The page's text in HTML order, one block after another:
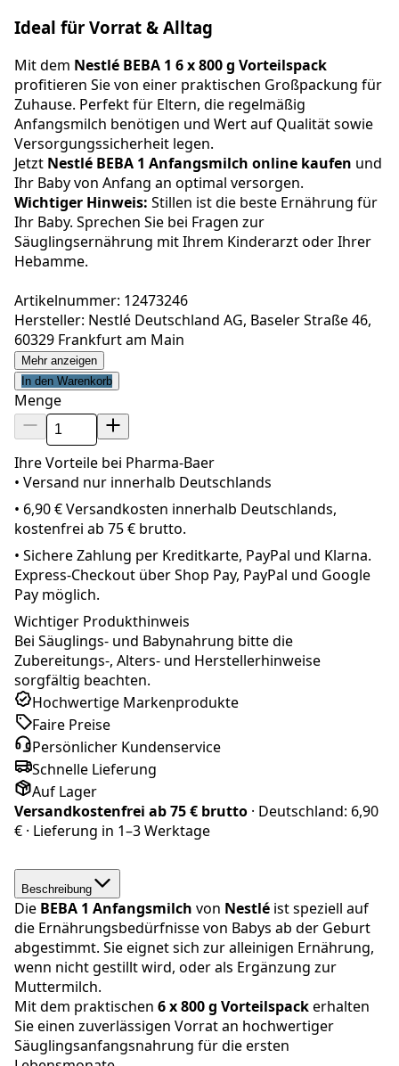
Ideal für Vorrat & Alltag
Mit dem Nestlé BEBA 1 6 x 800 g Vorteilspack
profitieren Sie von einer praktischen Großpackung für
Zuhause. Perfekt für Eltern, die regelmäßig
Anfangsmilch benötigen und Wert auf Qualität sowie
Versorgungssicherheit legen.
Jetzt Nestlé BEBA 1 Anfangsmilch online kaufen und
Ihr Baby von Anfang an optimal versorgen.
Wichtiger Hinweis: Stillen ist die beste Ernährung für
Ihr Baby. Sprechen Sie bei Fragen zur
Säuglingsernährung mit Ihrem Kinderarzt oder Ihrer
Hebamme.
Artikelnummer: 12473246
Hersteller: Nestlé Deutschland AG, Baseler Straße 46,
60329 Frankfurt am Main
Mehr anzeigen
In den Warenkorb
Menge
Ihre Vorteile bei Pharma-Baer
• Versand nur innerhalb Deutschlands
• 6,90 € Versandkosten innerhalb Deutschlands,
kostenfrei ab 75 € brutto.
• Sichere Zahlung per Kreditkarte, PayPal und Klarna.
Express-Checkout über Shop Pay, PayPal und Google
Pay möglich.
Wichtiger Produkthinweis
Bei Säuglings- und Babynahrung bitte die
Zubereitungs-, Alters- und Herstellerhinweise
sorgfältig beachten.
Hochwertige Markenprodukte
Faire Preise
Persönlicher Kundenservice
Schnelle Lieferung
Auf Lager
Versandkostenfrei ab75 € brutto · Deutschland: 6,90
€ · Lieferung in 1–3 Werktage
Beschreibung
Die BEBA 1 Anfangsmilch von Nestlé ist speziell auf
die Ernährungsbedürfnisse von Babys ab der Geburt
abgestimmt. Sie eignet sich zur alleinigen Ernährung,
wenn nicht gestillt wird, oder als Ergänzung zur
Muttermilch.
Mit dem praktischen 6 x 800 g Vorteilspackerhalten
Sie einen zuverlässigen Vorrat an hochwertiger
Säuglingsanfangsnahrung für die ersten